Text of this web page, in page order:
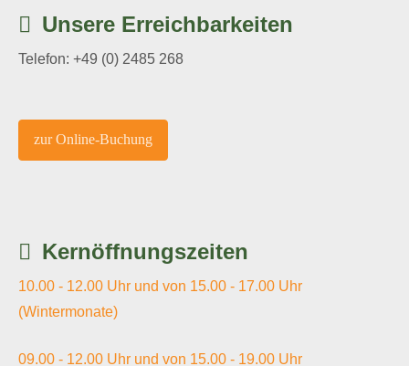
Unsere Erreichbarkeiten
Telefon: +49 (0) 2485 268
zur Online-Buchung
Kernöffnungszeiten
10.00 - 12.00 Uhr und von 15.00 - 17.00 Uhr
(Wintermonate)
09.00 - 12.00 Uhr und von 15.00 - 19.00 Uhr